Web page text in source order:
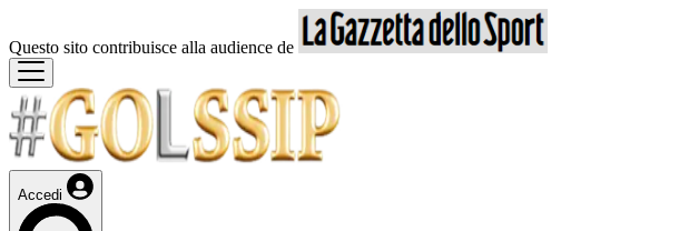
Questo sito contribuisce alla audience de
Accedi